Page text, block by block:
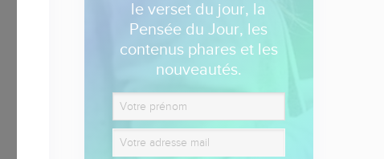
le verset du jour, la
Pensée du Jour, les
contenus phares et les
nouveautés.